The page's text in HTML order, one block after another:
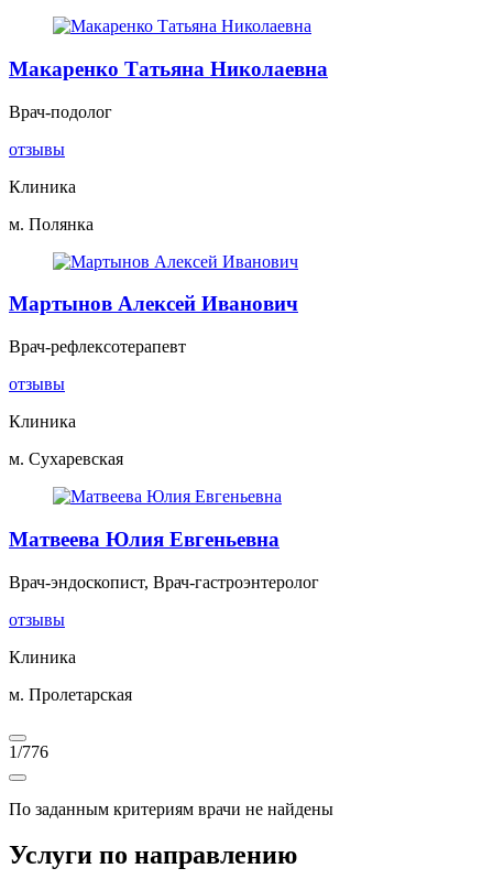
Макаренко Татьяна Николаевна
Врач-подолог
отзывы
Клиника
м. Полянка
Мартынов Алексей Иванович
Врач-рефлексотерапевт
отзывы
Клиника
м. Сухаревская
Матвеева Юлия Евгеньевна
Врач-эндоскопист, Врач-гастроэнтеролог
отзывы
Клиника
м. Пролетарская
1/776
По заданным критериям врачи не найдены
Услуги по направлению